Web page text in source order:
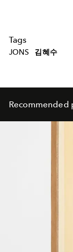
Tags
JONS 김혜수
Recommended